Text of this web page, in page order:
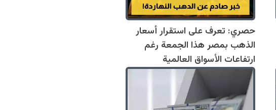
حصري: تعرف على استقرار أسعار
الذهب بمصر هذا الجمعة رغم
ارتفاعات الأسواق العالمية